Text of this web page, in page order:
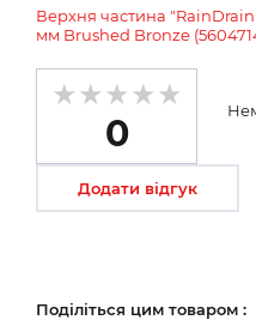
Верхня частина
мм Brushed Bronze
0
Додати відгук
Поділіться цим товаром :